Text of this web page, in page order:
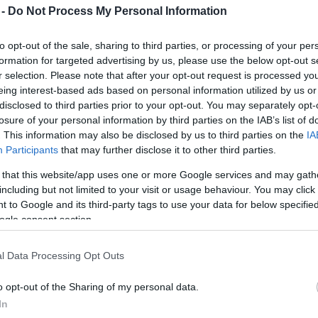
Do Not Process My Personal Information
opt-out of the sale, sharing to third parties, or processing of your
for targeted advertising by us, please use the below opt-out
selection. Please note that after your opt-out request is processed
interest-based ads based on personal information utilized by us
to third parties prior to your opt-out. You may separately
of your personal information by third parties on the IAB’s list of
This information may also be disclosed by us to third parties on the
Participants that may further disclose it to other third parties.
that this website/app uses one or more Google services and may
but not limited to your visit or usage behaviour. You may
to Google and its third-party tags to use your data for below
consent section.
Data Processing Opt Outs
opt-out of the Sharing of my personal data.
bemutatója túl sok kötelezettséget ró rá.
Hugh Laurie, azaz Dr. House nem kifejezetten a
világ legnyugodtabb embere. Most például úgy
söpört ki saját filmje, a
The oranges
bemutatójáról,
mint egy tornádó. "Már a bemutató előtt látszott
rajta, hogy iszonyúan türelmetlen és csak feszeng
- mesélte egy szemtanú aThe New York Postnak.
Laurie szóvivője azzal magyarázta a sztár
viselkedését, hogy a színész napok óta óriási
nyomás alatt van, pénteken egész álló nap
interjúkat adott különféle lapoknak, aztán az
ment felvételre, érthető, hogy kimerült.
"Miután eleget tett a sajtó kérésének, és a film
hogy elhagyja a vetítés helyszínét, hogy végre
A
A